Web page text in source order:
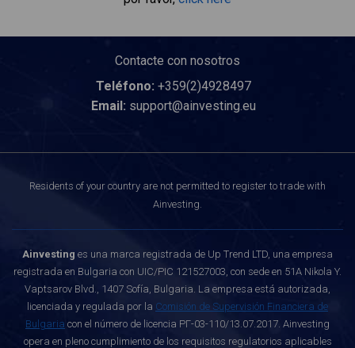
Contacte con nosotros
Teléfono: +359(2)4928497
Email: support@ainvesting.eu
Residents of your country are not permitted to register to trade with
Ainvesting.
Ainvesting es una marca registrada de Up Trend LTD, una empresa
registrada en Bulgaria con UIC/PIC 121527003, con sede en 51A Nikola Y.
Vaptsarov Blvd., 1407 Sofía, Bulgaria. La empresa está autorizada,
licenciada y regulada por la Comisión de Supervisión Financiera de
Bulgaria con el número de licencia РГ-03-110/13.07.2017. Ainvesting
opera en pleno cumplimiento de los requisitos regulatorios aplicables